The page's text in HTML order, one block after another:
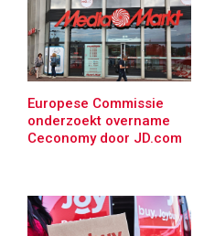
Europese Commissie
onderzoekt overname
Ceconomy door JD.com